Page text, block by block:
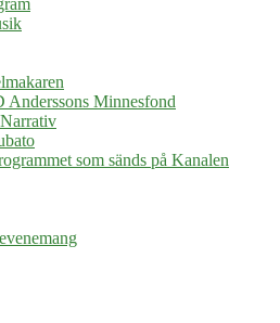
Anderssons Minnesfond
som sänds på Kanalen